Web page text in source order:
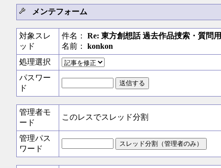
メンテフォーム
対象スレ
ッド
件名： Re: 東方創想話 過去作品捜索・質問
名前： konkon
処理選択
パスワー
ド
管理者モ
ード
このレスでスレッド分割
管理パス
ワード